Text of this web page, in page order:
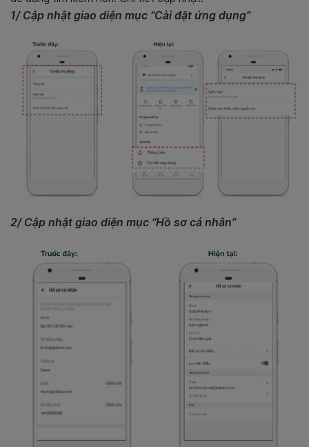
1/ Cập nhật giao diện mục “Cài đặt ứng dụng”
2/ Cập nhật giao diện mục “Hồ sơ cá nhân”